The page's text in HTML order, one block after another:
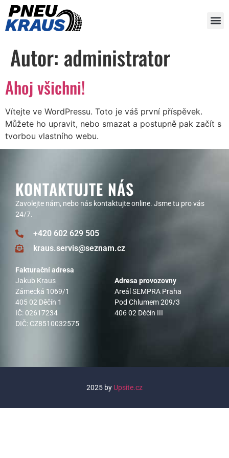
Autor: administrator
Ahoj všichni!
Vítejte ve WordPressu. Toto je váš první příspěvek.
Můžete ho upravit, nebo smazat a postupně pak začít s
tvorbou vlastního webu.
KONTAKTUJTE NÁS
Zavolejte nám, nebo nás kontaktujte online. Jsme tu pro vás
24/7.
+420 602 629 505
kraus.servis@seznam.cz
Fakturační adresa
Jakub Kraus
Zámecká 1069/1
405 02 Děčín 1
IČ: 02617234
DIČ: CZ8510032575
Adresa provozovny
Areál SEMPRA Praha
Pod Chlumem 209/3
406 02 Děčín III
2025 by Upsite.cz